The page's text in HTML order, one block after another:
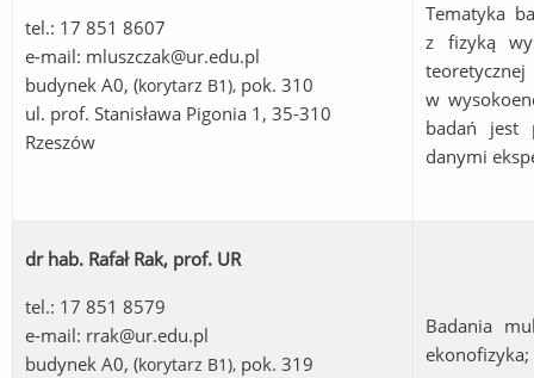
tel.: 17 851 8607
e-mail: mluszczak@ur.edu.pl
budynek A0, (korytarz B1), pok. 310
ul. prof. Stanisława Pigonia 1, 35-310
Rzeszów
Tematyka
z fizyką
w
badań jest
danymi
dr hab. Rafał Rak, prof. UR
tel.: 17 851 8579
e-mail: rrak@ur.edu.pl
budynek A0, (korytarz B1), pok. 319
Badania
ekonofizyka;